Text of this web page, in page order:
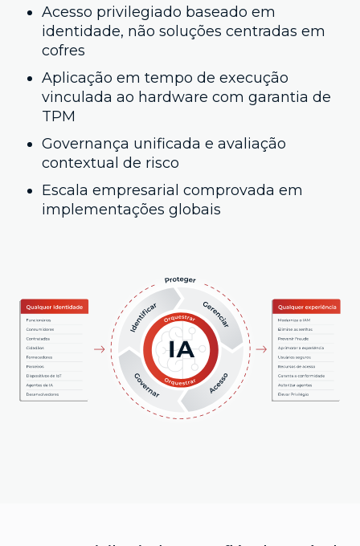
Acesso privilegiado baseado em
identidade, não soluções centradas em
cofres
Aplicação em tempo de execução
vinculada ao hardware com garantia de
TPM
Governança unificada e avaliação
contextual de risco
Escala empresarial comprovada em
implementações globais